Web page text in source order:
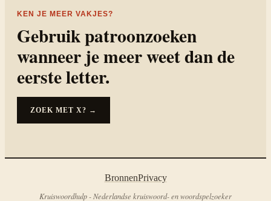
KEN JE MEER VAKJES?
Gebruik patroonzoeken
wanneer je meer weet dan de
eerste letter.
ZOEK MET X? →
BronnenPrivacy
Kruiswoordhulp - Nederlandse kruiswoord- en woordspelzoeker